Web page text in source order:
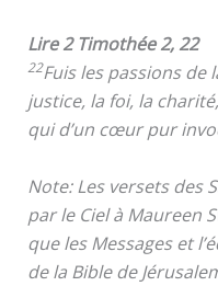
Lire 2 Timothée 2, 22
22Fuis les passions de
justice, la foi, la
qui d’un cœur pur
Note: Les versets des
par le Ciel à Maureen
que les Messages et
de la Bible de